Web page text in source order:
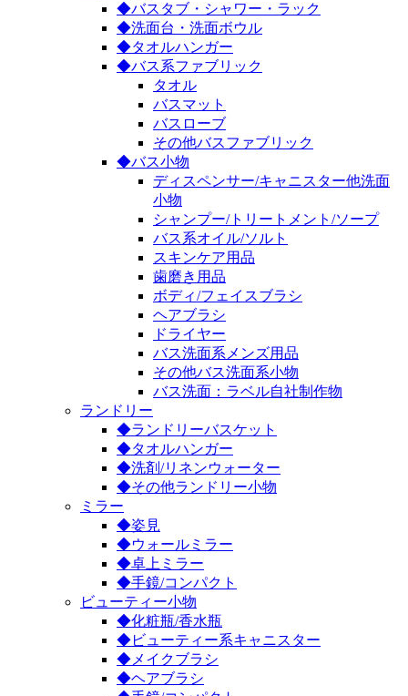
◆バスタブ・シャワー・ラック
◆洗面台・洗面ボウル
◆タオルハンガー
◆バス系ファブリック
タオル
バスマット
バスローブ
その他バスファブリック
◆バス小物
ディスペンサー/キャニスター他洗面
小物
シャンプー/トリートメント/ソープ
バス系オイル/ソルト
スキンケア用品
歯磨き用品
ボディ/フェイスブラシ
ヘアブラシ
ドライヤー
バス洗面系メンズ用品
その他バス洗面系小物
バス洗面：ラベル自社制作物
ランドリー
◆ランドリーバスケット
◆タオルハンガー
◆洗剤/リネンウォーター
◆その他ランドリー小物
ミラー
◆姿見
◆ウォールミラー
◆卓上ミラー
◆手鏡/コンパクト
ビューティー小物
◆化粧瓶/香水瓶
◆ビューティー系キャニスター
◆メイクブラシ
◆ヘアブラシ